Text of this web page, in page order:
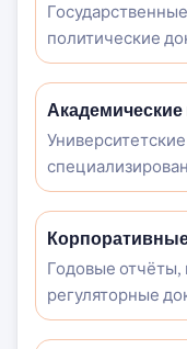
политические
Годовые отчёты,
регуляторные